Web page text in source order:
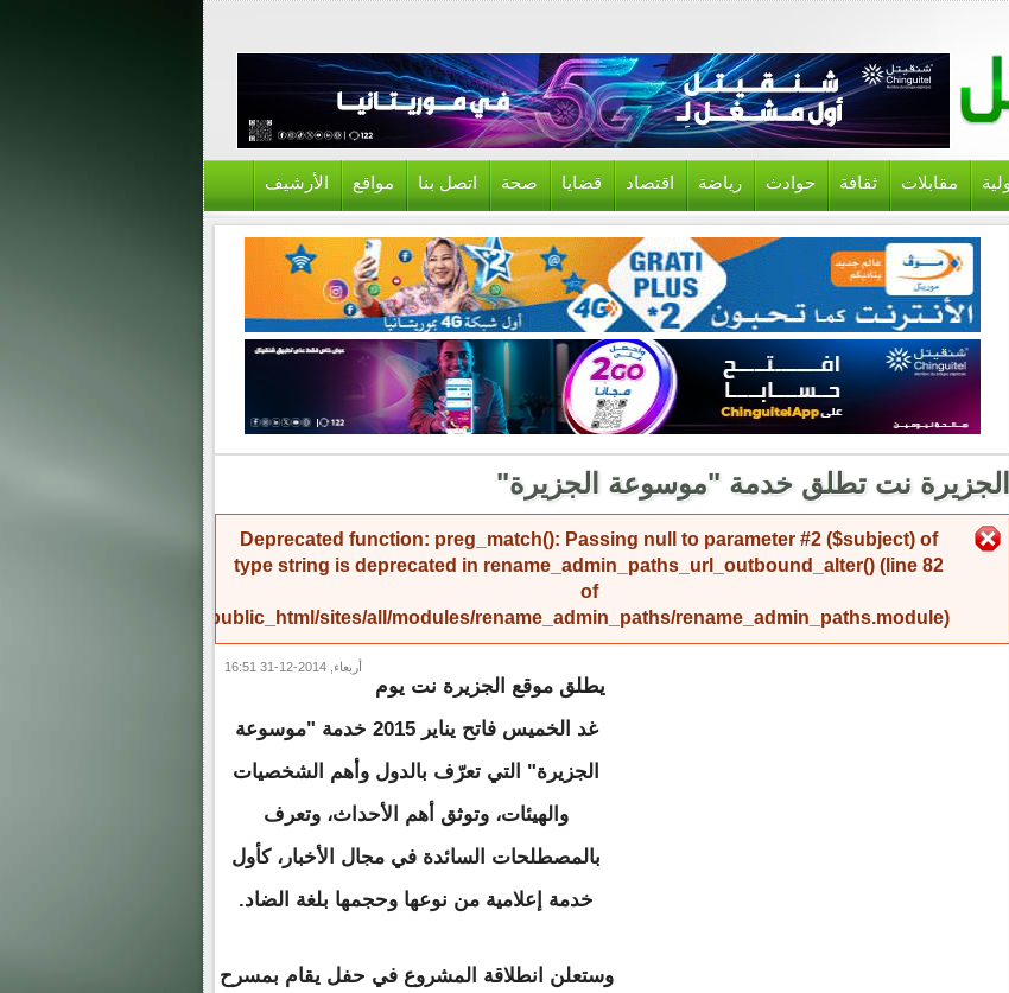
مقابلات ثقافة حوادث رياضة اقتصاد قضايا صحة اتصل بنا مواقع الأرشيف
الجزيرة نت تطلق خدمة "موسوعة الجزيرة"
رسالة الخطأ Deprecated function: preg_match(): Passing null to parameter #2 ($subject) of
type string is deprecated in rename_admin_paths_url_outbound_alter() (line 82
of
/home/amicinf1/public_html/sites/all/modules/rename_admin_paths/rename_admin_paths.module).
أربعاء, 2014-12-31 16:51
يطلق موقع الجزيرة نت يوم
غد الخميس فاتح يناير 2015 خدمة "موسوعة
الجزيرة" التي تعرّف بالدول وأهم الشخصيات
والهيئات، وتوثق أهم الأحداث، وتعرف
بالمصطلحات السائدة في مجال الأخبار، كأول
خدمة إعلامية من نوعها وحجمها بلغة الضاد.
وستعلن انطلاقة المشروع في حفل يقام بمسرح